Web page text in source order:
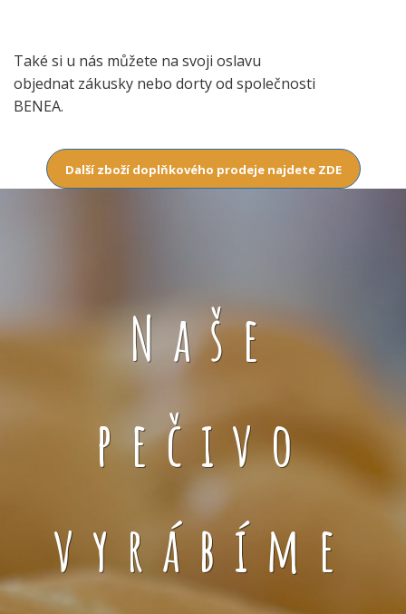
Také si u nás můžete na svoji oslavu
objednat zákusky nebo dorty od společnosti
BENEA.
Další zboží doplňkového prodeje najdete ZDE
Naše
pečivo
vyrábíme